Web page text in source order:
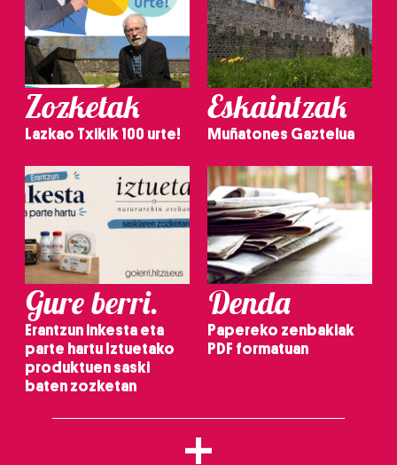
Zozketak
Lazkao Txikik 100 urte!
Eskaintzak
Muñatones Gaztelua
Gure berri.
Erantzun inkesta eta
parte hartu Iztuetako
produktuen saski
baten zozketan
Denda
Papereko zenbakiak
PDF formatuan
+